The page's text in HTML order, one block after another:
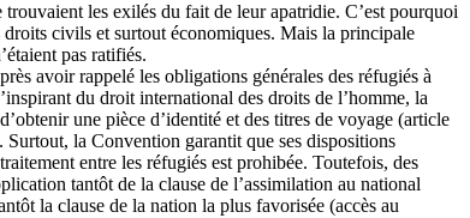
les exilés du fait de leur apatridie. C’est pourquoi
civils et surtout économiques. Mais la principale
pas ratifiés.
avoir rappelé les obligations générales des réfugiés à
du droit international des droits de l’homme, la
une pièce d’identité et des titres de voyage (article
la Convention garantit que ses dispositions
entre les réfugiés est prohibée. Toutefois, des
tantôt de la clause de l’assimilation au national
la clause de la nation la plus favorisée (accès au